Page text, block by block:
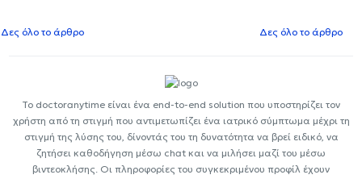
Δες όλο το άρθρο Δες όλο το άρθρο
Το doctoranytime είναι ένα end-to-end solution που υποστηρίζει τον
χρήστη από τη στιγμή που αντιμετωπίζει ένα ιατρικό σύμπτωμα μέχρι τη
στιγμή της λύσης του, δίνοντάς του τη δυνατότητα να βρεί ειδικό, να
ζητήσει καθοδήγηση μέσω chat και να μιλήσει μαζί του μέσω
βιντεοκλήσης. Οι πληροφορίες του συγκεκριμένου προφίλ έχουν